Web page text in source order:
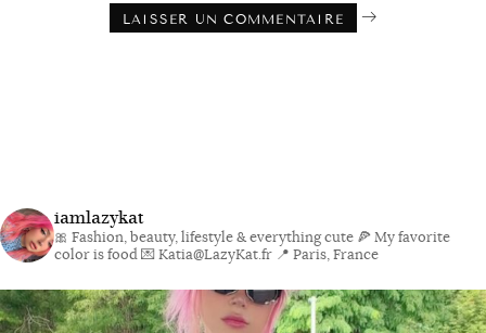
iamlazykat
🎀 Fashion, beauty, lifestyle & everything cute 🍕 My favorite
color is food💌 Katia@LazyKat.fr 📍 Paris, France